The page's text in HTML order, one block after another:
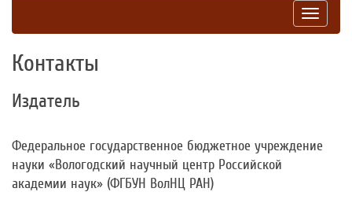
Toggle
Контакты
Издатель
Федеральное государственное бюджетное учреждение
науки «Вологодский научный центр Российской
академии наук» (ФГБУН ВолНЦ РАН)